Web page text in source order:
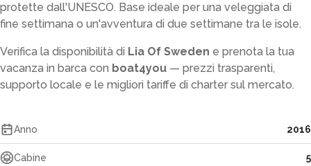
protette dall'UNESCO. Base ideale per una veleggiata di
fine settimana o un'avventura di due settimane tra le isole.
Verifica la disponibilità di Lia Of Sweden e prenota la tua
vacanza in barca con boat4you — prezzi trasparenti,
supporto locale e le migliori tariffe di charter sul mercato.
Anno 2016
Cabine 5